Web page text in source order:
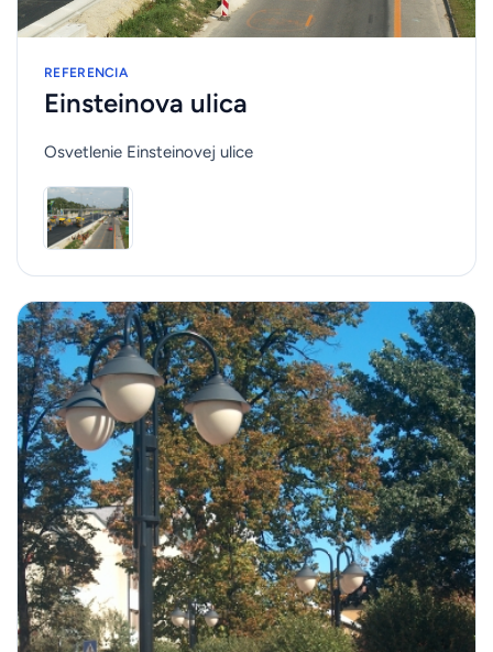
REFERENCIA
Einsteinova ulica
Osvetlenie Einsteinovej ulice